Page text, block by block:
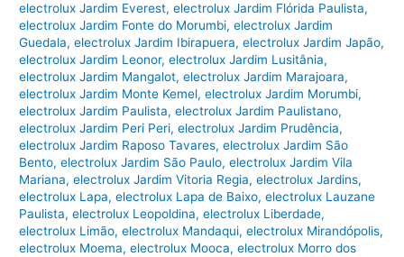
electrolux Jardim Everest,electrolux Jardim Flórida Paulista,
electrolux Jardim Fonte do Morumbi,electrolux Jardim
Guedala,electrolux Jardim Ibirapuera,electrolux Jardim Japão,
electrolux Jardim Leonor,electrolux Jardim Lusitânia,
electrolux Jardim Mangalot,electrolux Jardim Marajoara,
electrolux Jardim Monte Kemel,electrolux Jardim Morumbi,
electrolux Jardim Paulista,electrolux Jardim Paulistano,
electrolux Jardim Peri Peri,electrolux Jardim Prudência,
electrolux Jardim Raposo Tavares,electrolux Jardim São
Bento,electrolux Jardim São Paulo,electrolux Jardim Vila
Mariana,electrolux Jardim Vitoria Regia,electrolux Jardins,
electrolux Lapa,electrolux Lapa de Baixo,electrolux Lauzane
Paulista,electrolux Leopoldina,electrolux Liberdade,
electrolux Limão,electrolux Mandaqui,electrolux Mirandópolis,
electrolux Moema,electrolux Mooca,electrolux Morro dos